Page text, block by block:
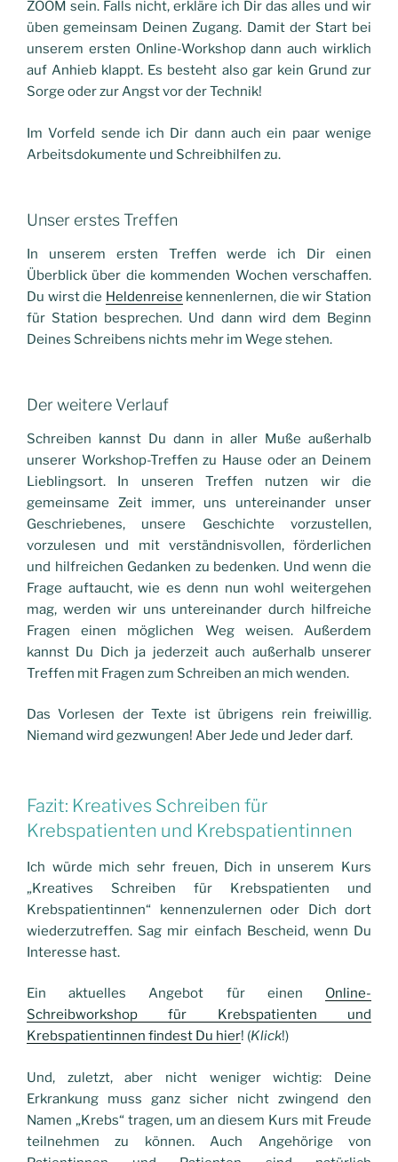
ZOOM sein. Falls nicht, erkläre ich Dir das alles und wir
üben gemeinsam Deinen Zugang. Damitder Start bei
unserem ersten Online-Workshop dann auch wirklich
auf Anhieb klappt. Es besteht also gar kein Grund zur
Sorge oder zur Angst vor der Technik!
Im Vorfeld sende ich Dir dann auch ein paar wenige
Arbeitsdokumente und Schreibhilfen zu.
Unser erstes Treffen
In unserem ersten Treffen werde ich Dir einen
Überblick über die kommenden Wochen verschaffen.
Du wirst die Heldenreise kennenlernen, die wir Station
für Station besprechen. Und dann wird dem Beginn
Deines Schreibens nichts mehr im Wege stehen.
Der weitere Verlauf
Schreiben kannst Du dann in aller Muße außerhalb
unserer Workshop-Treffen zu Hause oder an Deinem
Lieblingsort. In unseren Treffen nutzen wir die
gemeinsame Zeit immer, uns untereinander unser
Geschriebenes, unsere Geschichte vorzustellen,
vorzulesen und mit verständnisvollen, förderlichen
und hilfreichen Gedanken zu bedenken. Und wenn die
Frage auftaucht, wie es denn nun wohl weitergehen
mag, werden wir uns untereinander durch hilfreiche
Fragen einen möglichen Weg weisen. Außerdem
kannst Du Dich ja jederzeit auch außerhalb unserer
Treffen mit Fragen zum Schreiben an mich wenden.
Das Vorlesen der Texte ist übrigens rein freiwillig.
Niemand wird gezwungen! Aber Jede und Jeder darf.
Fazit: Kreatives Schreiben für
Krebspatienten und Krebspatientinnen
Ich würde mich sehr freuen, Dich in unserem Kurs
„Kreatives Schreiben für Krebspatienten und
Krebspatientinnen“ kennenzulernen oder Dich dort
wiederzutreffen. Sag mir einfach Bescheid, wenn Du
Interesse hast.
Ein aktuelles Angebot für einen
Online-
Schreibworkshop für Krebspatienten und
Krebspatientinnen findest Du hier! (Klick!)
Und, zuletzt, aber nicht weniger wichtig: Deine
Erkrankung muss ganz sicher nicht zwingend den
Namen „Krebs“ tragen, um an diesem Kurs mit Freude
teilnehmen zu können. Auch Angehörige von